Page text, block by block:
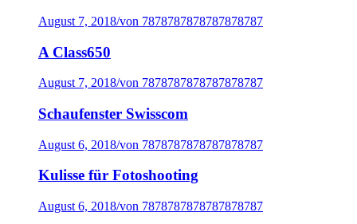
August 7, 2018/von 7878787878787878787
A Class650
August 7, 2018/von 7878787878787878787
Schaufenster Swisscom
August 6, 2018/von 7878787878787878787
Kulisse für Fotoshooting
August 6, 2018/von 7878787878787878787